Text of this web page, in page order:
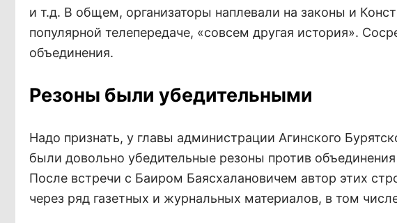
и т.д. В общем, организаторы наплевали на законы и
популярной телепередаче, «совсем другая история».
объединения.
Резоны были убедительными
Надо признать, у главы администрации Агинского
были довольно убедительные резоны против
После встречи с Баиром Баясхалановичем автор этих
через ряд газетных и журнальных материалов, в том